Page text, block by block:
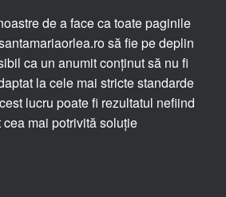
de a face ca toate paginile
să fie pe deplin
ca un anumit conținut să nu fi
la cele mai stricte standarde
lucru poate fi rezultatul nefiind
mai potrivită soluție